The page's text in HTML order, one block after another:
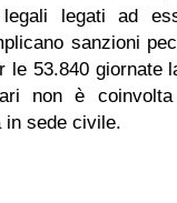
legali legati ad
sanzioni
le 53.840 giornate
non è
in sede civile.